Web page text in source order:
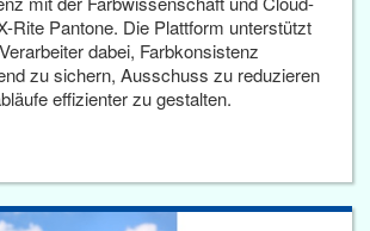
Rite Pantone. Die Plattform unterstützt
dabei, Farbkonsistenz
zu sichern, Ausschuss zu reduzieren
effizienter zu gestalten.